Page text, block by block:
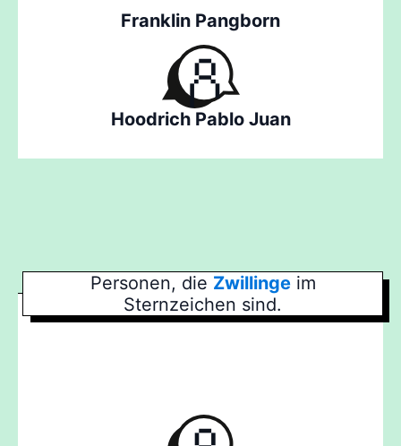
Franklin Pangborn
Hoodrich Pablo Juan
Personen, die Zwillinge im
Sternzeichen sind.